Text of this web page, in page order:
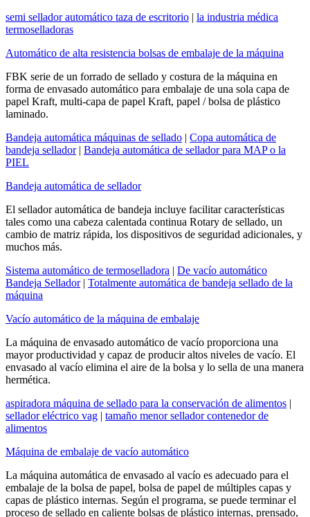
semi sellador automático taza de escritorio | la industria médica
termoselladoras
Automático de alta resistencia bolsas de embalaje de la máquina
FBK serie de un forrado de sellado y costura de la máquina en
forma de envasado automático para embalaje de una sola capa de
papel Kraft, multi-capa de papel Kraft, papel / bolsa de plástico
laminado.
Bandeja automática máquinas de sellado | Copa automática de
bandeja sellador| Bandeja automática de sellador para MAP o la
PIEL
Bandeja automática de sellador
El sellador automática de bandeja incluye facilitar características
tales como una cabeza calentada continua Rotary de sellado, un
cambio de matriz rápida, los dispositivos de seguridad adicionales, y
muchos más.
Sistema automático de termoselladora | De vacío automático
Bandeja Sellador| Totalmente automática de bandeja sellado de la
máquina
Vacío automático de la máquina de embalaje
La máquina de envasado automático de vacío proporciona una
mayor productividad y capaz de producir altos niveles de vacío. El
envasado al vacío elimina el aire de la bolsa y lo sella de una manera
hermética.
aspiradora máquina de sellado para la conservación de alimentos |
sellador eléctrico vag | tamaño menor sellador contenedor de
alimentos
Máquina de embalaje de vacío automático
La máquina automática de envasado al vacío es adecuado para el
embalaje de la bolsa de papel, bolsa de papel de múltiples capas y
capas de plástico internas. Según el programa, se puede terminar el
proceso de sellado en caliente bolsas de plástico internas, prensado,